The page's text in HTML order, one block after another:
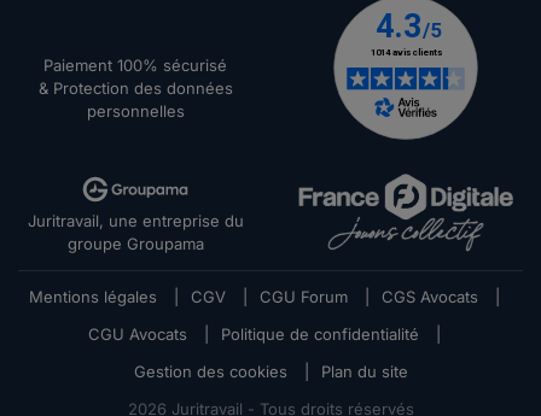
Paiement 100% sécurisé
& Protection des données
personnelles
Juritravail, une entreprise du
groupe Groupama
Mentions légales CGV CGU Forum CGS Avocats
CGU Avocats
Politique de confidentialité
Gestion des cookies
Plan du site
2026 Juritravail - Tous droits réservés